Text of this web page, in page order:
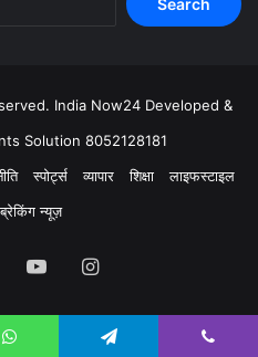
India Now24 Developed &
Solution 8052128181
स्पोर्ट्स व्यापार शिक्षा
लाइफस्टाइल
ब्रेकिंग न्यूज़